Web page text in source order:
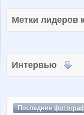
Метки
Интервью
Последние